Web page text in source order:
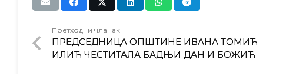
Претходни чланак
ПРЕДСЕДНИЦА ОПШТИНЕ ИВАНА ТОМИЋ
ИЛИЋ ЧЕСТИТАЛА БАДЊИ ДАН И БОЖИЋ